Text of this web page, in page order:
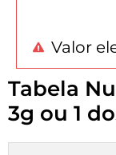
Valor
Tabela
3g ou 1